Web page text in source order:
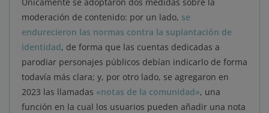
moderación de contenido: por un lado, se
endurecieron las normas contra la suplantación de
identidad, de forma que las cuentas dedicadas a
parodiar personajes públicos debían indicarlo de forma
todavía más clara; y, por otro lado, se agregaron en
2023 las llamadas «notas de la comunidad», una
función en la cual los usuarios pueden añadir una nota